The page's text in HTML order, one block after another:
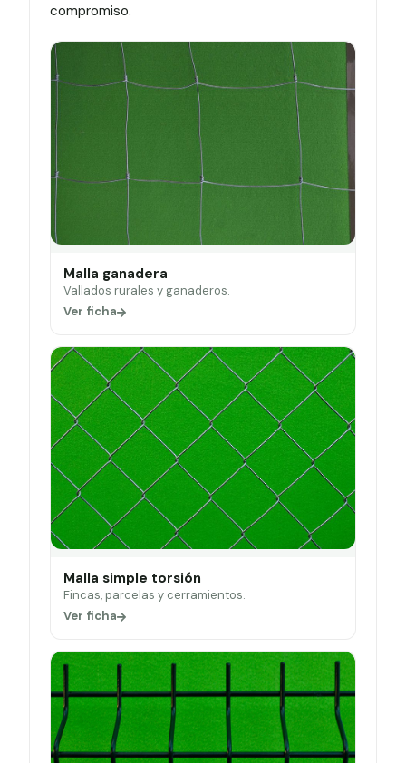
compromiso.
Malla ganadera
Vallados rurales y ganaderos.
Ver ficha
Malla simple torsión
Fincas, parcelas y cerramientos.
Ver ficha